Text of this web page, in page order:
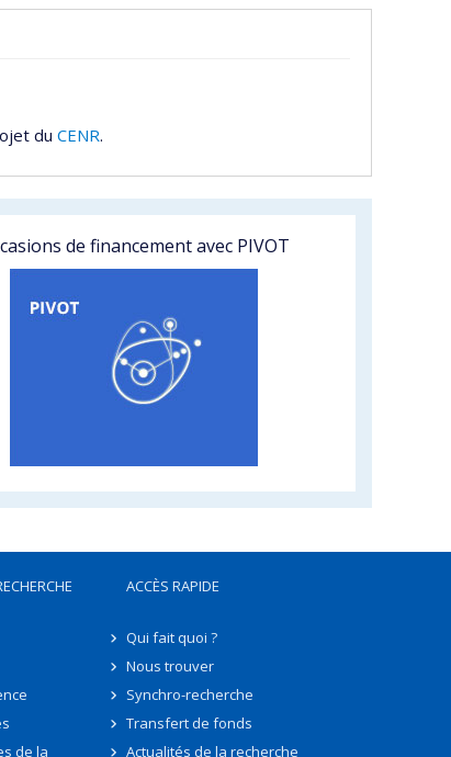
du CENR.
de financement avec PIVOT
de la
ACCÈS RAPIDE
Qui fait quoi ?
Nous trouver
Synchro-recherche
Transfert de fonds
Actualités de la recherche